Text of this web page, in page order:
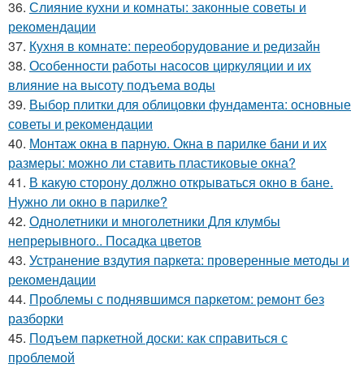
36. Слияние кухни и комнаты: законные советы и
рекомендации
37. Кухня в комнате: переоборудование и редизайн
38. Особенности работы насосов циркуляции и их
влияние на высоту подъема воды
39. Выбор плитки для облицовки фундамента: основные
советы и рекомендации
40. Монтаж окна в парную. Окна в парилке бани и их
размеры: можно ли ставить пластиковые окна?
41. В какую сторону должно открываться окно в бане.
Нужно ли окно в парилке?
42. Однолетники и многолетники Для клумбы
непрерывного.. Посадка цветов
43. Устранение вздутия паркета: проверенные методы и
рекомендации
44. Проблемы с поднявшимся паркетом: ремонт без
разборки
45. Подъем паркетной доски: как справиться с
проблемой